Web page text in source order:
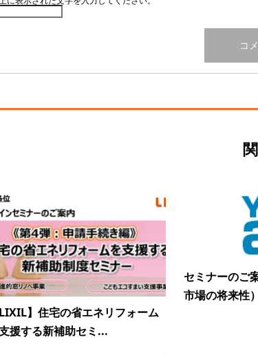
】住宅の省エネリフォーム
援する新補助セミ...
セミナーのご
市場の将来